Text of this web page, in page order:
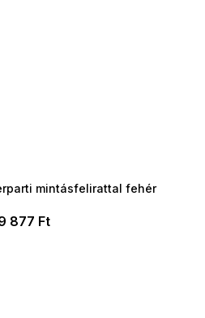
?
mintásfelirattal fehér
877 Ft